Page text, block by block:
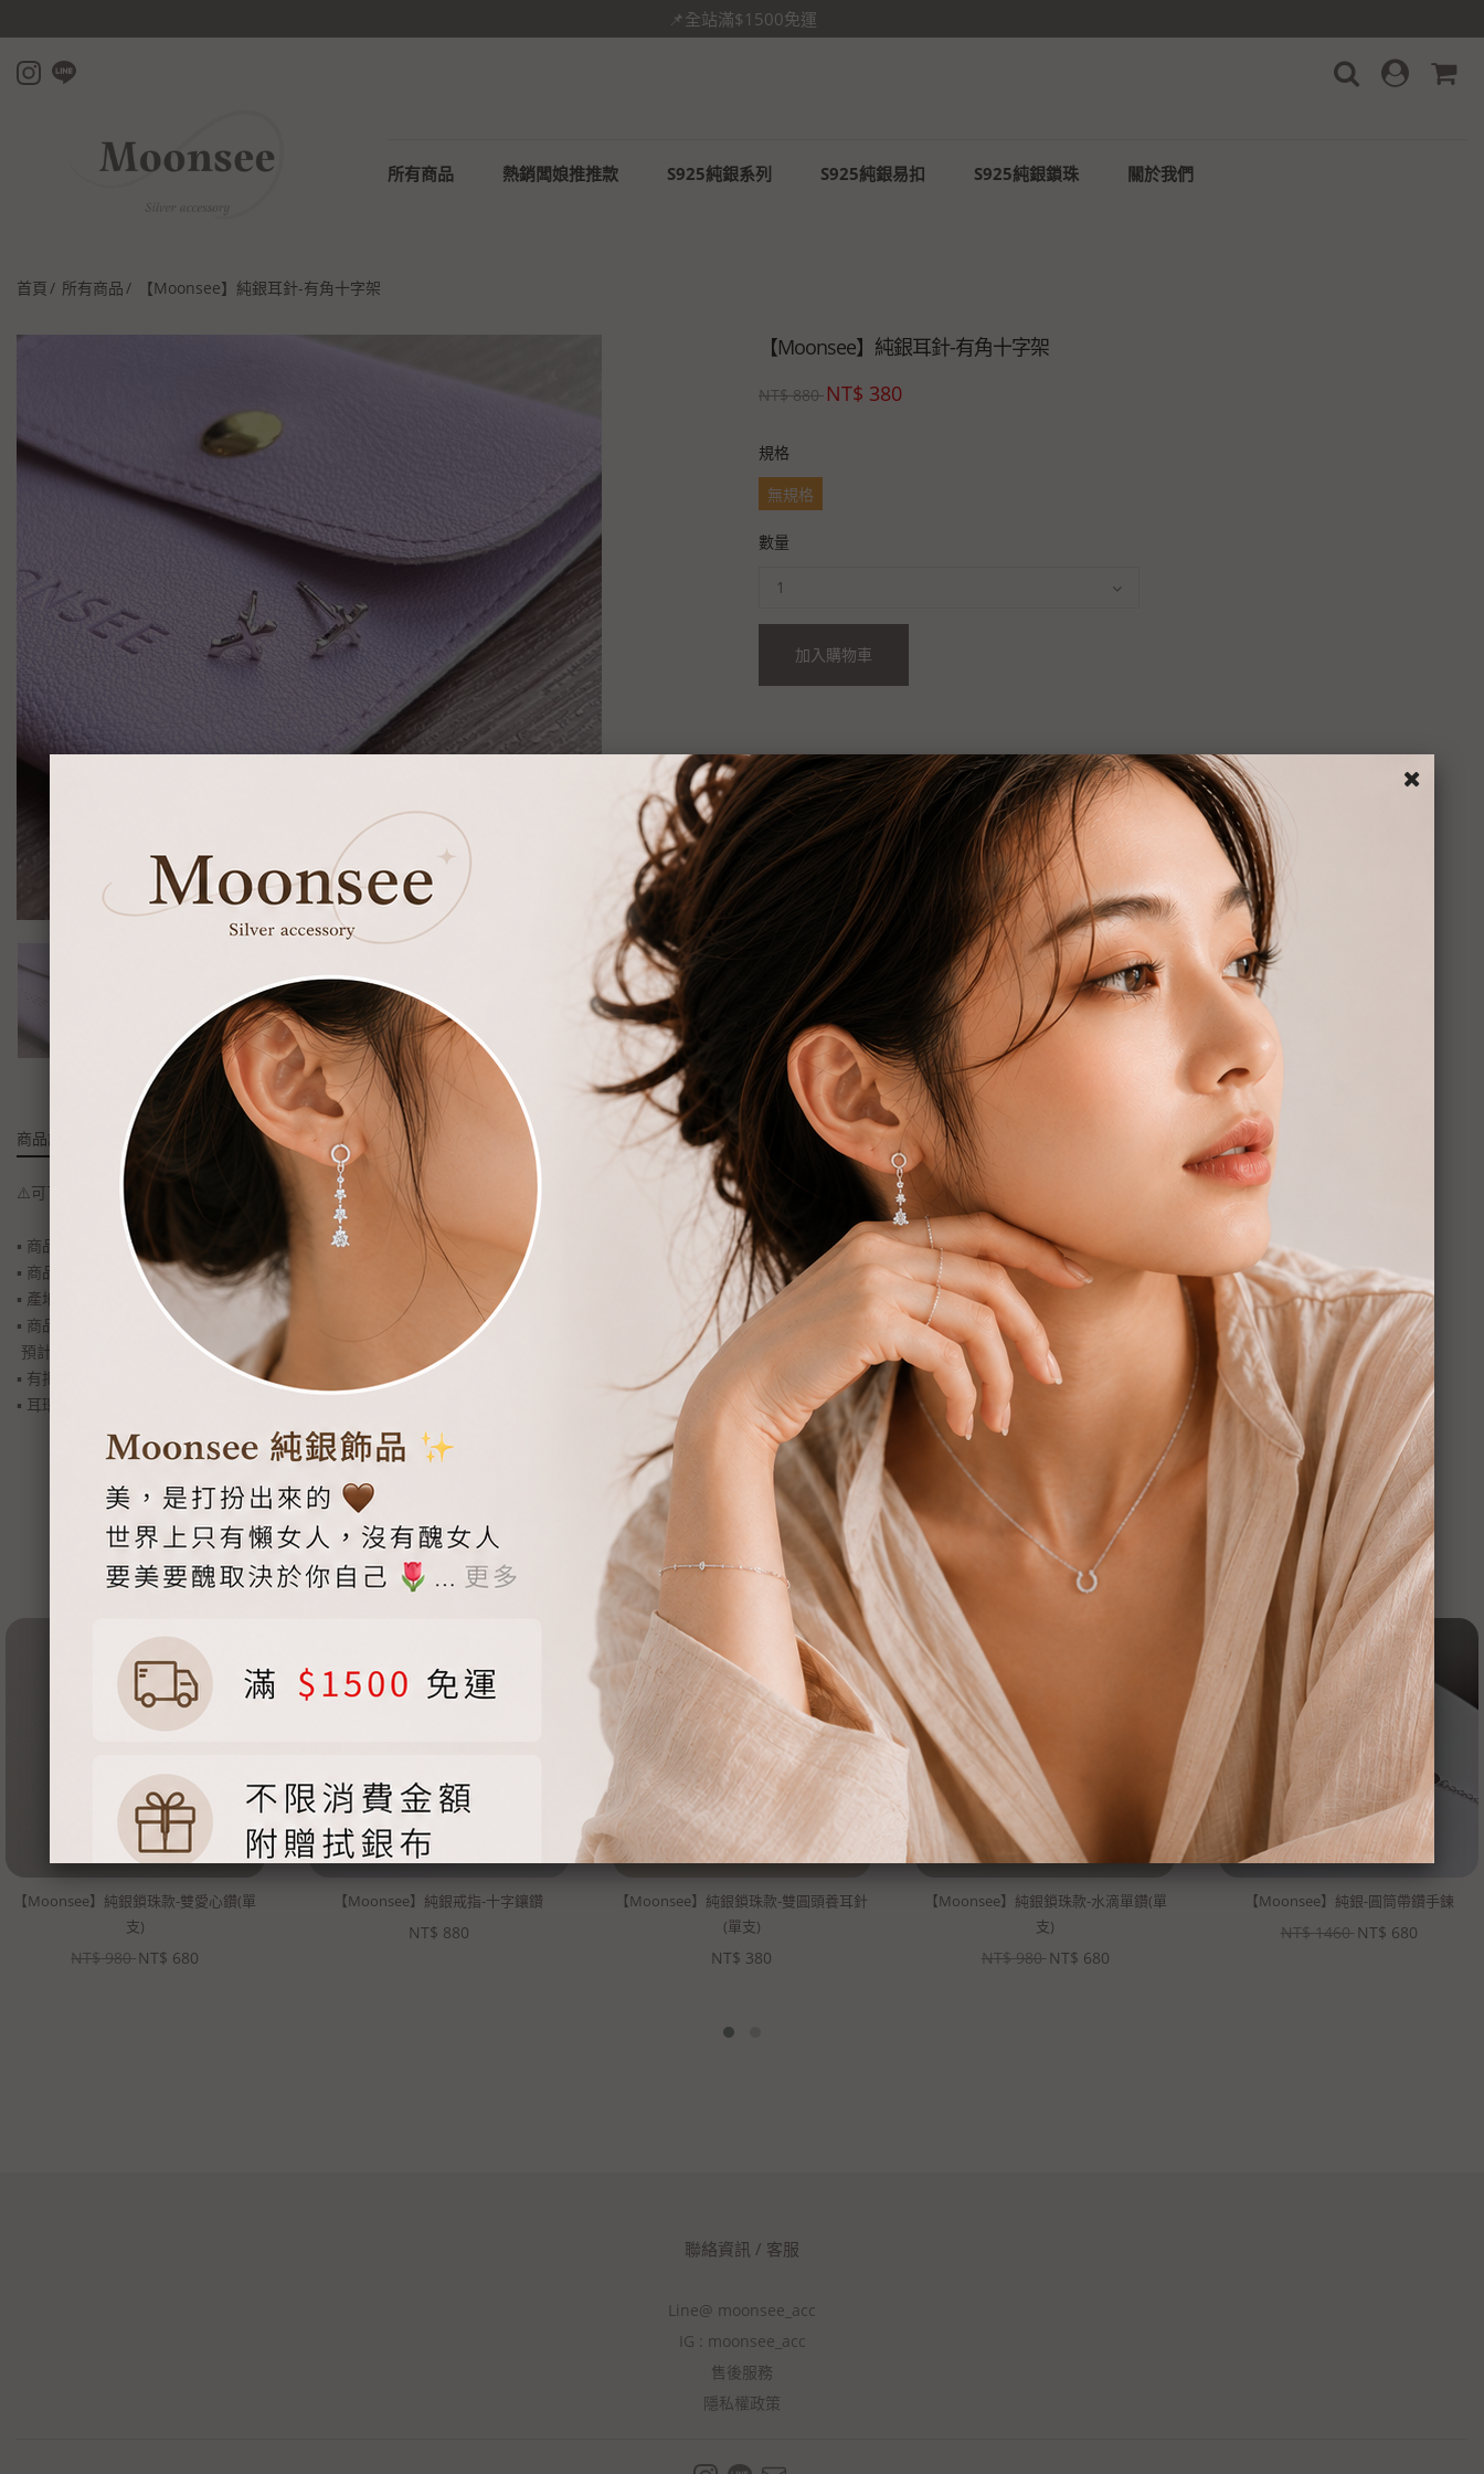
你未必光芒萬丈，但你溫暖有光✨
所有商品 熱銷闆娘推推款 S925純銀系列 S925純銀易扣 S925純銀鎖珠 關於我們
首頁 所有商品 【Moonsee】純銀耳針-有角十字架
【Moonsee】純銀耳針-有角十字架
NT$ 880 NT$ 380
規格
無規格
數量
加入購物車
商品詳情
⚠️可下單商品皆為現貨！現貨下標3-5工作天可收到。
▪ 商品名稱: 有角十字架耳針
▪ 商品材質: s925純銀
▪ 產地: 韓國
▪ 商品貨況: 賣場為現貨制度，下標後2-4工作天內出貨。
預計3-5天送達。
▪ 有把耳針款改成耳夾式需求的客人，下標時請務必備註改夾唷！
▪ 耳環改夾、飾品長度調整等等...均屬於客製化服務範圍，不適用於七天鑑賞期規範，謝謝！
你可能會喜歡
【Moonsee】純銀鎖珠款-雙愛心鑽(單
支)
NT$ 980 NT$ 680
【Moonsee】純銀戒指-十字鑲鑽
NT$ 880
【Moonsee】純銀鎖珠款-雙圓頭養耳針
(單支)
NT$ 380
【Moonsee】純銀鎖珠款-水滴單鑽(單
支)
NT$ 980 NT$ 680
【Moonsee】純銀-圓筒帶鑽手鍊
NT$ 1460 NT$ 680
聯絡資訊 / 客服
Line@ moonsee_acc
IG : moonsee_acc
售後服務
隱私權政策